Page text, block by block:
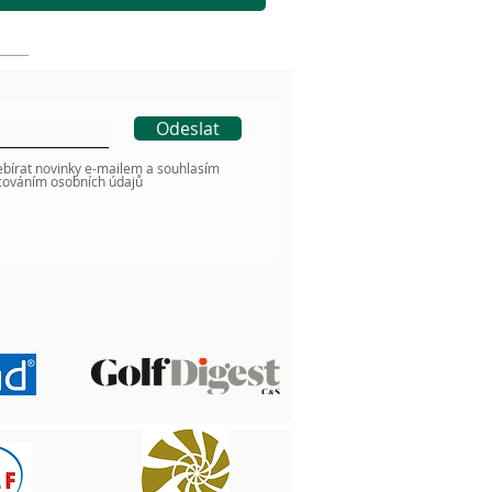
Odeslat
novinky e-mailem a souhlasím
osobních údajů